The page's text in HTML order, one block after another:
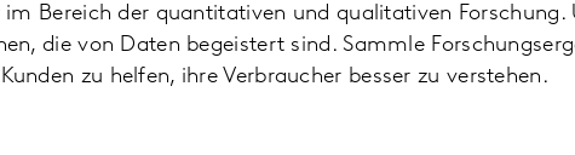
Bereich der quantitativen und qualitativen
die von Daten begeistert sind. Sammle
zu helfen, ihre Verbraucher besser zu verstehen.